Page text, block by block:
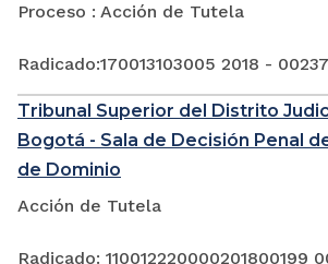
Proceso : Acción de Tutela
Radicado:170013103005 2018 -
Tribunal Superior del Distrito
Bogotá - Sala de Decisión Penal
de Dominio
Acción de Tutela
Radicado: 110012220000201800199